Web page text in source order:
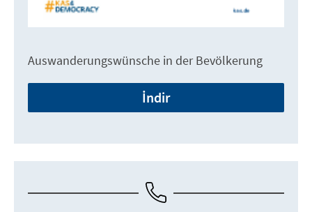
Auswanderungswünsche in der Bevölkerung
İndir